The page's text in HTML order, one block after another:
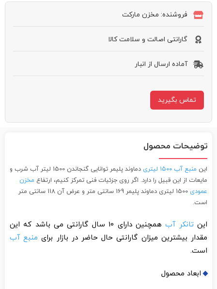
فروشنده: مخزن مارکت
گارانتی اصالت و سلامت کالا
آماده ارسال از انبار
تماس بگیرید
توضیحات محصول
این منبع آب ۱۵۰۰ لیتری
دماوند پلیمر توانایی گنجاندن 1500 لیتر آب شرب و
مایعات از این قبیل را دارد. اگر روی جزئیات فنی تمرکز کنیم، ارتفاع مخزن
عمودی
1500 لیتری دماوند پلیمر 169 سانتی متر و عرض آن 118 سانتی متر
است.
اینتانکر آب
همچنین دارای 10 سال گارانتی می باشد که این
مقدار بیشترین میزان گارانتی حال حاضر در بازار برای منبع آب
است.
ابعاد محصول